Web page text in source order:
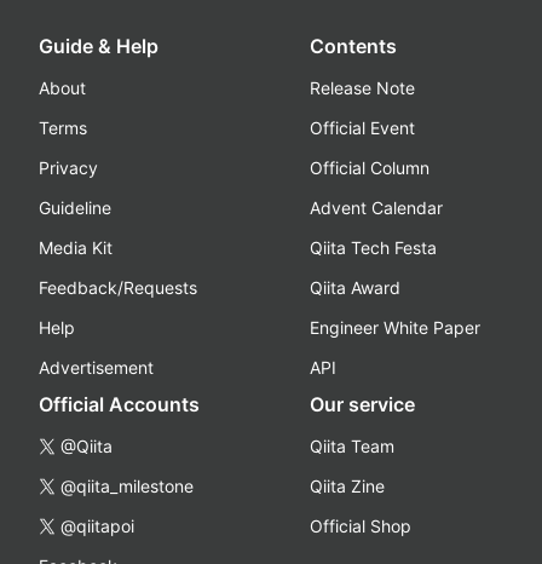
Guide & Help
About
Terms
Privacy
Guideline
Media Kit
Feedback/Requests
Help
Advertisement
Contents
Release Note
Official Event
Official Column
Advent Calendar
Qiita Tech Festa
Qiita Award
Engineer White Paper
API
Official Accounts
@Qiita
@qiita_milestone
@qiitapoi
Our service
Qiita Team
Qiita Zine
Official Shop